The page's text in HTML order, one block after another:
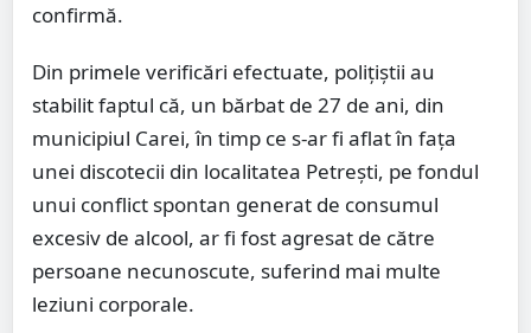
confirmă.
Din primele verificări efectuate, polițiștii au
stabilit faptul că, un bărbat de 27 de ani, din
municipiul Carei, în timp ce s-ar fi aflat în fața
unei discotecii din localitatea Petrești, pe fondul
unui conflict spontan generat de consumul
excesiv de alcool, ar fi fost agresat de către
persoane necunoscute, suferind mai multe
leziuni corporale.